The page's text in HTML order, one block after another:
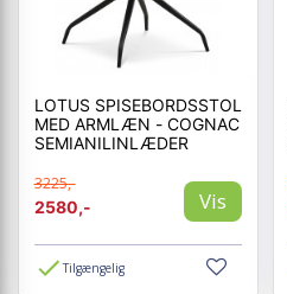
LOTUS SPISEBORDSSTOL
MED ARMLÆN - COGNAC
SEMIANILINLÆDER
3225,-
2580,-
Vis
Tilgængelig